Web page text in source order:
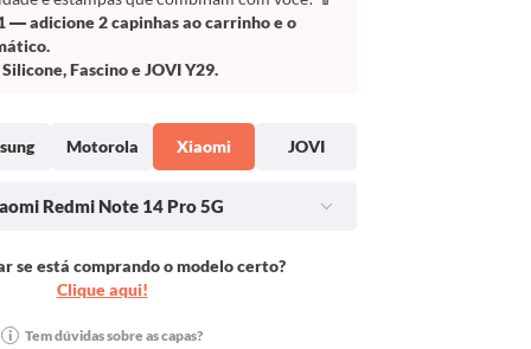
— adicione 2 capinhas ao carrinho e o
Fascino e JOVI Y29.
Motorola Xiaomi JOVI
Redmi Note 14 Pro 5G
se está comprando o modelo certo?
Clique aqui!
i Tem dúvidas sobre as capas?